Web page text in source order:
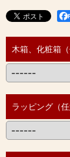
木箱、化粧箱（
ラッピング（任